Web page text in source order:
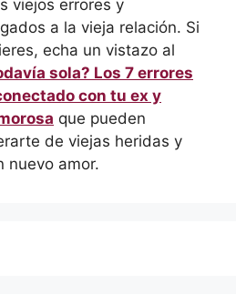
viejos errores y
a la vieja relación. Si
echa un vistazo al
sola? Los 7 errores
con tu ex y
que pueden
de viejas heridas y
nuevo amor.